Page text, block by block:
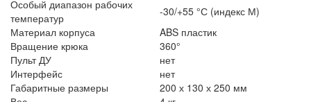
Особый диапазон рабочих
температур
-30/+55 °С (индекс М)
Материал корпуса
ABS пластик
Вращение крюка
360°
Пульт ДУ
нет
Интерфейс
нет
Габаритные размеры
200 х 130 х 250 мм